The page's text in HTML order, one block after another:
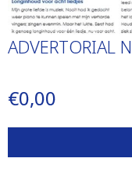
ADVERTORIAL
€0,00